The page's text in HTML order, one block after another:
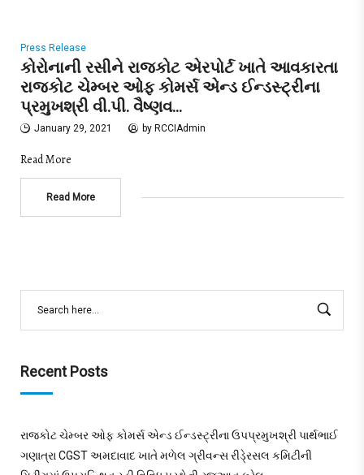
Recent Posts
રાજકોટ ચેમ્બર ઓફ કોમર્સ એન્ડ ઈન્ડસ્ટ્રીના ઉપપ્રમુખશ્રી પાર્થભાઈ
ગણાત્રા CGST અમદાવાદ ખાતે મળેલ ગ્રીવન્સ રીડે્રસલ કમિટીની
Press Release
કોરોનાની રસીને રાજકોટ એરપોર્ટ ખાતે આવકારતા
રાજકોટ ચેમ્બર ઓફ કોમર્સ એન્ડ ઈન્ડસ્ટ્રીના
પ્રમુખશ્રી વી.પી. વૈષ્ણવ…
January 29, 2021 by RCCIAdmin
Read More
Read More